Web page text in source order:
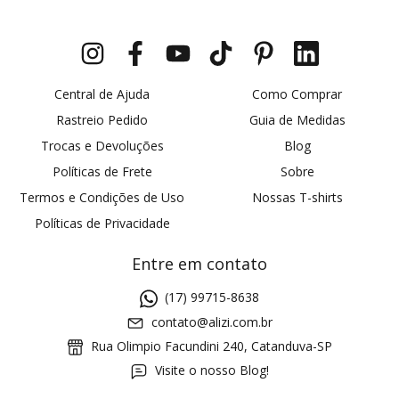
Central de Ajuda
Rastreio Pedido
Trocas e Devoluções
Políticas de Frete
Termos e Condições de Uso
Políticas de Privacidade
Como Comprar
Guia de Medidas
Blog
Sobre
Nossas T-shirts
Entre em contato
(17) 99715-8638
contato@alizi.com.br
Rua Olimpio Facundini 240, Catanduva-SP
Visite o nosso Blog!